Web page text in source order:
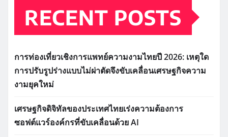
RECENT POSTS
การท่องเที่ยวเชิงการแพทย์ความงามไทยปี 2026: เหตุใด
การปรับรูปร่างแบบไม่ผ่าตัดจึงขับเคลื่อนเศรษฐกิจความ
งามยุคใหม่
เศรษฐกิจดิจิทัลของประเทศไทยเร่งความต้องการ
ซอฟต์แวร์องค์กรที่ขับเคลื่อนด้วย AI